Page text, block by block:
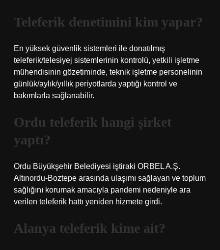
Teleferik denetimini kim yapar?
En yüksek güvenlik sistemleri ile donatılmış
teleferik/telesiyej sistemlerinin kontrolü, yetkili işletme
mühendisinin gözetiminde, teknik işletme personelinin
günlük/aylık/yıllık periyotlarda yaptığı kontrol ve
bakımlarla sağlanabilir.
Ordu teleferik hangi şirket
yaptı?
Ordu Büyükşehir Belediyesi iştiraki ORBEL A.Ş.
Altınordu-Boztepe arasında ulaşımı sağlayan ve toplum
sağlığını korumak amacıyla pandemi nedeniyle ara
verilen teleferik hattı yeniden hizmete girdi.
Alanya teleferik kime ait?